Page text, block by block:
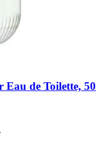
Eau de Toilette, 50